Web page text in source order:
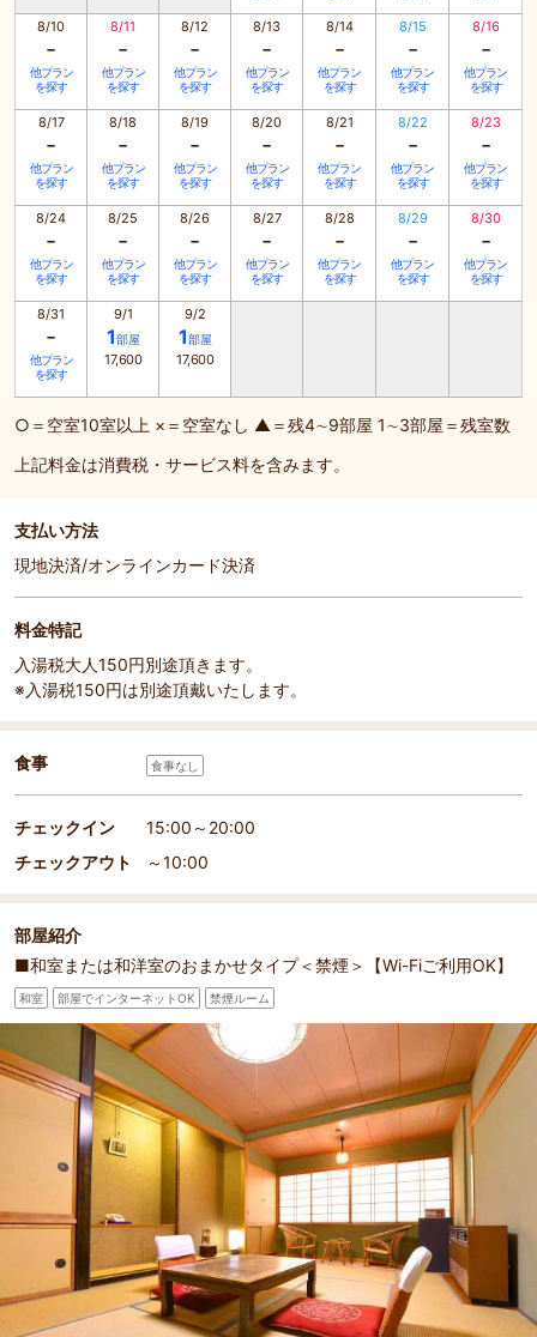
8/10
-
他プラン
を探す
8/11
-
他プラン
を探す
8/12
-
他プラン
を探す
8/13
-
他プラン
を探す
8/14
-
他プラン
を探す
8/15
-
他プラン
を探す
8/16
-
他プラン
を探す
8/17
-
他プラン
を探す
8/18
-
他プラン
を探す
8/19
-
他プラン
を探す
8/20
-
他プラン
を探す
8/21
-
他プラン
を探す
8/22
-
他プラン
を探す
8/23
-
他プラン
を探す
8/24
-
他プラン
を探す
8/25
-
他プラン
を探す
8/26
-
他プラン
を探す
8/27
-
他プラン
を探す
8/28
-
他プラン
を探す
8/29
-
他プラン
を探す
8/30
-
他プラン
を探す
8/31
-
他プラン
を探す
9/1
1部屋
17,600
9/2
1部屋
17,600
○＝空室10室以上 ×＝空室なし ▲＝残4∼9部屋 1∼3部屋＝残室数
上記料金は消費税・サービス料を含みます。
支払い方法
現地決済/オンラインカード決済
料金特記
入湯税大人150円別途頂きます。
※入湯税150円は別途頂戴いたします。
食事 食事なし
チェックイン
15:00～20:00
チェックアウト
～10:00
部屋紹介
■和室または和洋室のおまかせタイプ＜禁煙＞【Wi-Fiご利用OK】
和室 部屋でインターネットOK 禁煙ルーム